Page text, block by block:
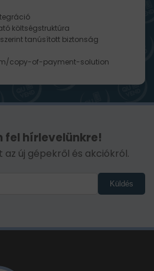
költségstruktúra
tanúsított biztonság
copy-of-payment-solution
fel hírlevelünkre!
az új gépekről és akciókról.
Küldés